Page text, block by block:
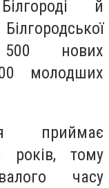
й
500 нових
молодших
приймає
років, тому
часу